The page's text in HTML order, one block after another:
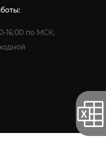
16:00 по МСК,